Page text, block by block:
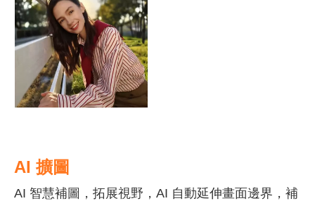
AI 擴圖
AI 智慧補圖，拓展視野， AI 自動延伸畫面邊界，補